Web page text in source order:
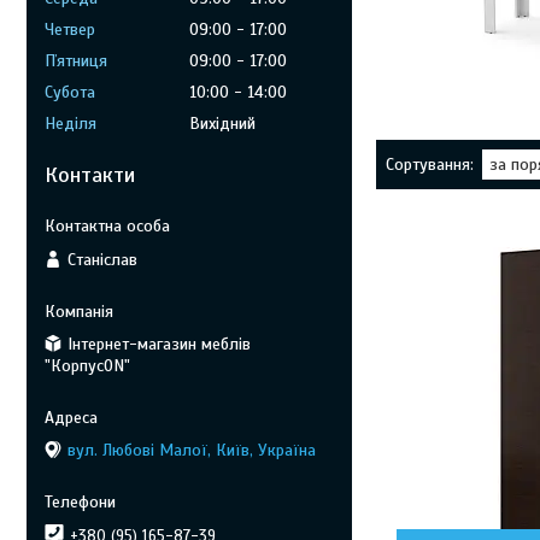
Четвер
09:00
17:00
Пʼятниця
09:00
17:00
Субота
10:00
14:00
Неділя
Вихідний
Контакти
Станіслав
Інтернет-магазин меблів
"КорпусON"
вул. Любові Малої, Київ, Україна